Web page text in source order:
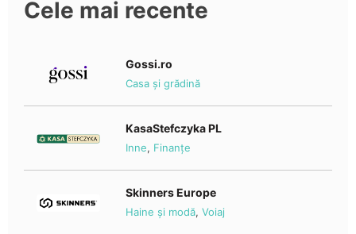
Cele mai recente
Gossi.ro
Casa și grădină
KasaStefczyka PL
Inne, Finanțe
Skinners Europe
Haine și modă, Voiaj